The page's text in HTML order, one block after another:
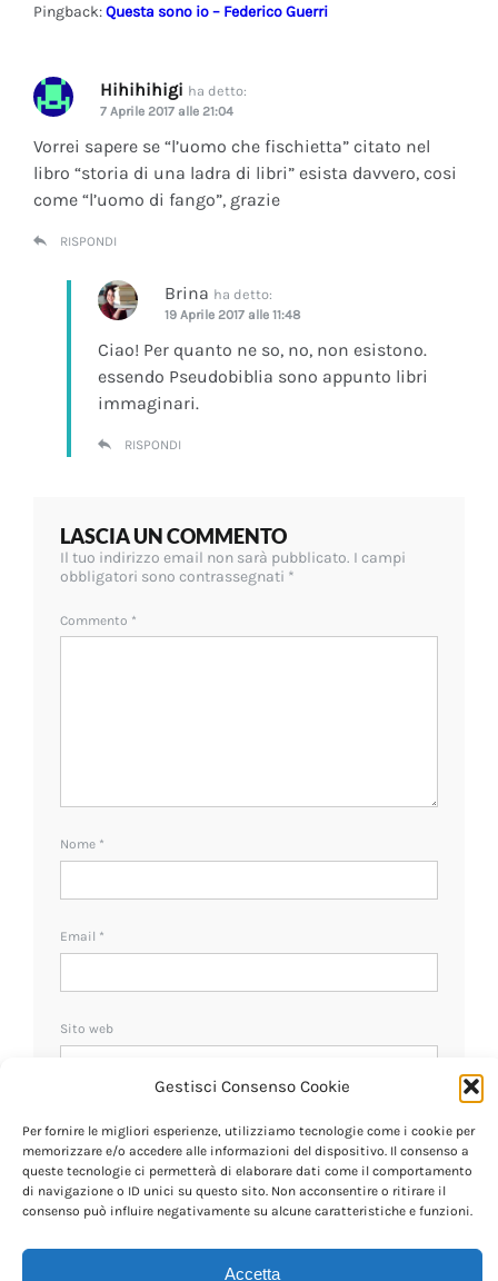
Gestisci Consenso Cookie
Per fornire le migliori esperienze, utilizziamo tecnologie come i cookie per
memorizzare e/o accedere alle informazioni del dispositivo. Il consenso a
queste tecnologie ci permetterà di elaborare dati come il comportamento
di navigazione o ID unici su questo sito. Non acconsentire o ritirare il
consenso può influire negativamente su alcune caratteristiche e funzioni.
Accetta
Pingback:Questa sono io – Federico Guerri
Hihihihigi ha detto:
7 Aprile 2017 alle 21:04
Vorrei sapere se “l’uomo che fischietta” citato nel
libro “storia di una ladra di libri” esista davvero, cosi
come “l’uomo di fango”, grazie
RISPONDI
Brina ha detto:
19 Aprile 2017 alle 11:48
Ciao! Per quanto ne so, no, non esistono.
essendo Pseudobiblia sono appunto libri
immaginari.
RISPONDI
LASCIA UN COMMENTO
Il tuo indirizzo email non sarà pubblicato. I campi
obbligatori sono contrassegnati *
Commento *
Nome *
Email *
Sito web